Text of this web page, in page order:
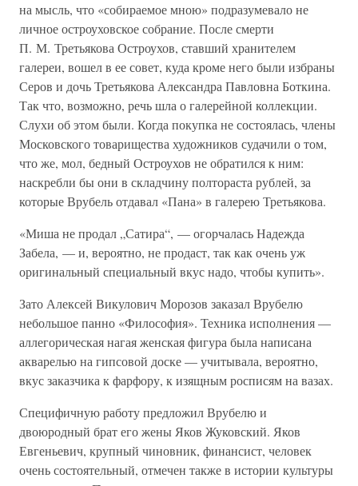
на мысль, что «собираемое мною» подразумевало не
личное остроуховское собрание. После смерти
П. М. Третьякова Остроухов, ставший хранителем
галереи, вошел в ее совет, куда кроме него были избраны
Серов и дочь Третьякова Александра Павловна Боткина.
Так что, возможно, речь шла о галерейной коллекции.
Слухи об этом были. Когда покупка не состоялась, члены
Московского товарищества художников судачили о том,
что же, мол, бедный Остроухов не обратился к ним:
наскребли бы они в складчину полтораста рублей, за
которые Врубель отдавал «Пана» в галерею Третьякова.
«Миша не продал „Сатира“, — огорчалась Надежда
Забела, — и, вероятно, не продаст, так как очень уж
оригинальный специальный вкус надо, чтобы купить».
Зато Алексей Викулович Морозов заказал Врубелю
небольшое панно «Философия». Техника исполнения —
аллегорическая нагая женская фигура была написана
акварелью на гипсовой доске — учитывала, вероятно,
вкус заказчика к фарфору, к изящным росписям на вазах.
Специфичную работу предложил Врубелю и
двоюродный брат его жены Яков Жуковский. Яков
Евгеньевич, крупный чиновник, финансист, человек
очень состоятельный, отмечен также в истории культуры